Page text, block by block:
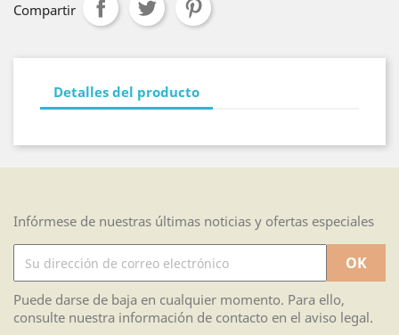
Compartir
Detalles del producto
Infórmese de nuestras últimas noticias y ofertas especiales
Puede darse de baja en cualquier momento. Para ello,
consulte nuestra información de contacto en el aviso legal.